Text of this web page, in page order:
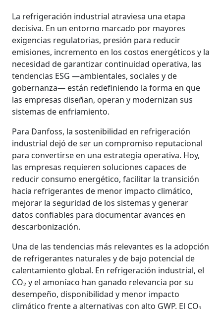
La refrigeración industrial atraviesa una etapa
decisiva. En un entorno marcado por mayores
exigencias regulatorias, presión para reducir
emisiones, incremento en los costos energéticos y la
necesidad de garantizar continuidad operativa, las
tendencias ESG —ambientales, sociales y de
gobernanza— están redefiniendo la forma en que
las empresas diseñan, operan y modernizan sus
sistemas de enfriamiento.
Para Danfoss, la sostenibilidad en refrigeración
industrial dejó de ser un compromiso reputacional
para convertirse en una estrategia operativa. Hoy,
las empresas requieren soluciones capaces de
reducir consumo energético, facilitar la transición
hacia refrigerantes de menor impacto climático,
mejorar la seguridad de los sistemas y generar
datos confiables para documentar avances en
descarbonización.
Una de las tendencias más relevantes es la adopción
de refrigerantes naturales y de bajo potencial de
calentamiento global. En refrigeración industrial, el
CO₂ y el amoníaco han ganado relevancia por su
desempeño, disponibilidad y menor impacto
climático frente a alternativas con alto GWP. El CO₂